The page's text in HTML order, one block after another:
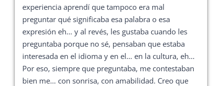
experiencia aprendí que tampoco era mal
preguntar qué significaba esa palabra o esa
expresión eh… y al revés, les gustaba cuando les
preguntaba porque no sé, pensaban que estaba
interesada en el idioma y en el… en la cultura, eh…
Por eso, siempre que preguntaba, me contestaban
bien me… con sonrisa, con amabilidad. Creo que